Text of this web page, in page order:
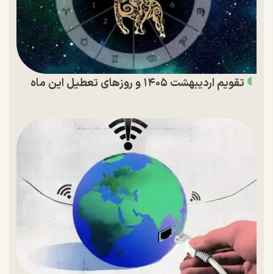
تقویم اردیبهشت ۱۴۰۵ و روز‌های تعطیل این ماه